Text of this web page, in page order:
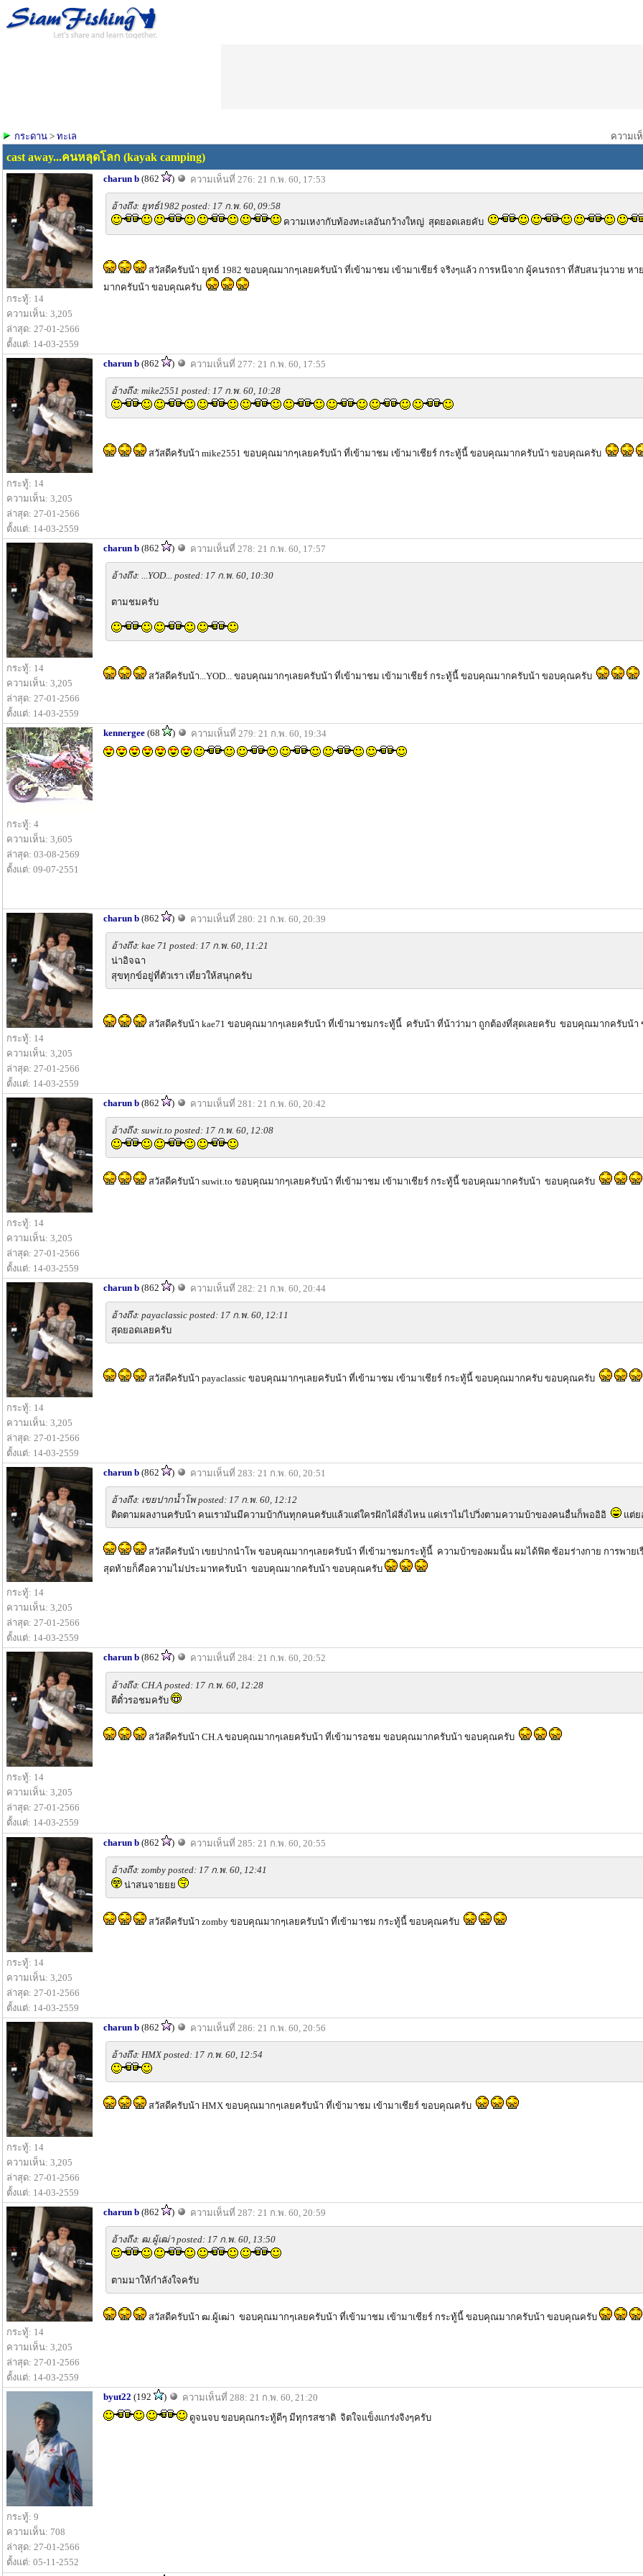
กระดาน > ทะเล ความเ
cast away...คนหลุดโลก (kayak camping)
กระทู้: 14
ความเห็น: 3,205
ล่าสุด: 27-01-2566
ตั้งแต่: 14-03-2559
charun b (862 ) ความเห็นที่ 276: 21 ก.พ. 60, 17:53
อ้างถึง: ยุทธ์1982 posted: 17 ก.พ. 60, 09:58
ความเหงากับท้องทะเลอันกว้างใหญ่ สุดยอดเลยคับ
สวัสดีครับน้า ยุทธ์ 1982 ขอบคุณมากๆเลยครับน้า ที่เข้ามาชม เข้ามาเชียร์ จริงๆแล้ว การหนีจาก ผู้คนรถรา ที่สับสนวุ่นวาย ห
มากครับน้า ขอบคุณครับ
กระทู้: 14
ความเห็น: 3,205
ล่าสุด: 27-01-2566
ตั้งแต่: 14-03-2559
charun b (862 ) ความเห็นที่ 277: 21 ก.พ. 60, 17:55
อ้างถึง: mike2551 posted: 17 ก.พ. 60, 10:28
สวัสดีครับน้า mike2551 ขอบคุณมากๆเลยครับน้า ที่เข้ามาชม เข้ามาเชียร์ กระทู้นี้ ขอบคุณมากครับน้า ขอบคุณครับ
กระทู้: 14
ความเห็น: 3,205
ล่าสุด: 27-01-2566
ตั้งแต่: 14-03-2559
charun b (862 ) ความเห็นที่ 278: 21 ก.พ. 60, 17:57
อ้างถึง: ...YOD... posted: 17 ก.พ. 60, 10:30
ตามชมครับ
สวัสดีครับน้า...YOD... ขอบคุณมากๆเลยครับน้า ที่เข้ามาชม เข้ามาเชียร์ กระทู้นี้ ขอบคุณมากครับน้า ขอบคุณครับ
กระทู้: 4
ความเห็น: 3,605
ล่าสุด: 03-08-2569
ตั้งแต่: 09-07-2551
kennergee (68 ) ความเห็นที่ 279: 21 ก.พ. 60, 19:34
กระทู้: 14
ความเห็น: 3,205
ล่าสุด: 27-01-2566
ตั้งแต่: 14-03-2559
charun b (862 ) ความเห็นที่ 280: 21 ก.พ. 60, 20:39
อ้างถึง: kae 71 posted: 17 ก.พ. 60, 11:21
น่าอิจฉา
สุขทุกข์อยู่ที่ตัวเรา เที่ยวให้สนุกครับ
สวัสดีครับน้า kae71 ขอบคุณมากๆเลยครับน้า ที่เข้ามาชมกระทู้นี้ ครับน้า ที่น้าว่ามา ถูกต้องที่สุดเลยครับ ขอบคุณมากครับ
กระทู้: 14
ความเห็น: 3,205
ล่าสุด: 27-01-2566
ตั้งแต่: 14-03-2559
charun b (862 ) ความเห็นที่ 281: 21 ก.พ. 60, 20:42
อ้างถึง: suwit.to posted: 17 ก.พ. 60, 12:08
สวัสดีครับน้า suwit.to ขอบคุณมากๆเลยครับน้า ที่เข้ามาชม เข้ามาเชียร์ กระทู้นี้ ขอบคุณมากครับน้า ขอบคุณครับ
กระทู้: 14
ความเห็น: 3,205
ล่าสุด: 27-01-2566
ตั้งแต่: 14-03-2559
charun b (862 ) ความเห็นที่ 282: 21 ก.พ. 60, 20:44
อ้างถึง: payaclassic posted: 17 ก.พ. 60, 12:11
สุดยอดเลยครับ
สวัสดีครับน้า payaclassic ขอบคุณมากๆเลยครับน้า ที่เข้ามาชม เข้ามาเชียร์ กระทู้นี้ ขอบคุณมากครับ ขอบคุณครับ
กระทู้: 14
ความเห็น: 3,205
ล่าสุด: 27-01-2566
ตั้งแต่: 14-03-2559
charun b (862 ) ความเห็นที่ 283: 21 ก.พ. 60, 20:51
อ้างถึง: เขยปากน้ำโพ posted: 17 ก.พ. 60, 12:12
ติดตามผลงานครับน้า คนเรามันมีความบ้ากันทุกคนครับแล้วแต่ใครฝักไฝ่สิ่งไหน แค่เราไม่ไปวิ่งตามความบ้าของคนอื่นก็พออิอิ
แต่ย
สวัสดีครับน้า เขยปากนำโพ ขอบคุณมากๆเลยครับน้า ที่เข้ามาชมกระทู้นี้ ความบ้าของผมนั้น ผมได้ฟิต ซ้อมร่างกาย การพายเ
สุดท้ายก็คือความไม่ประมาทครับน้า ขอบคุณมากครับน้า ขอบคุณครับ
กระทู้: 14
ความเห็น: 3,205
ล่าสุด: 27-01-2566
ตั้งแต่: 14-03-2559
charun b (862 ) ความเห็นที่ 284: 21 ก.พ. 60, 20:52
อ้างถึง: CH.A posted: 17 ก.พ. 60, 12:28
ตีตั๋วรอชมครับ
สวัสดีครับน้า CH.A ขอบคุณมากๆเลยครับน้า ที่เข้ามารอชม ขอบคุณมากครับน้า ขอบคุณครับ
กระทู้: 14
ความเห็น: 3,205
ล่าสุด: 27-01-2566
ตั้งแต่: 14-03-2559
charun b (862 ) ความเห็นที่ 285: 21 ก.พ. 60, 20:55
อ้างถึง: zomby posted: 17 ก.พ. 60, 12:41
น่าสนจายยย
สวัสดีครับน้า zomby ขอบคุณมากๆเลยครับน้า ที่เข้ามาชม กระทู้นี้ ขอบคุณครับ
กระทู้: 14
ความเห็น: 3,205
ล่าสุด: 27-01-2566
ตั้งแต่: 14-03-2559
charun b (862 ) ความเห็นที่ 286: 21 ก.พ. 60, 20:56
อ้างถึง: HMX posted: 17 ก.พ. 60, 12:54
สวัสดีครับน้า HMX ขอบคุณมากๆเลยครับน้า ที่เข้ามาชม เข้ามาเชียร์ ขอบคุณครับ
กระทู้: 14
ความเห็น: 3,205
ล่าสุด: 27-01-2566
ตั้งแต่: 14-03-2559
charun b (862 ) ความเห็นที่ 287: 21 ก.พ. 60, 20:59
อ้างถึง: ฒ.ผู้เฒ่า posted: 17 ก.พ. 60, 13:50
ตามมาให้กำลังใจครับ
สวัสดีครับน้า ฒ.ผู้เฒ่า ขอบคุณมากๆเลยครับน้า ที่เข้ามาชม เข้ามาเชียร์ กระทู้นี้ ขอบคุณมากครับน้า ขอบคุณครับ
กระทู้: 9
ความเห็น: 708
ล่าสุด: 27-01-2566
ตั้งแต่: 05-11-2552
byut22 (192 )
ความเห็นที่ 288: 21 ก.พ. 60, 21:20
ดูจนจบ ขอบคุณกระทู้ดีๆ มีทุกรสชาติ จิตใจแข็งแกร่งจิงๆครับ